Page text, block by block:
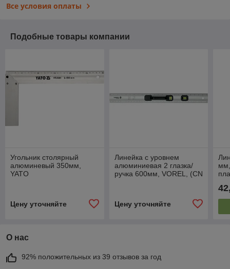
Все условия оплаты
Подобные товары компании
Угольник столярный
алюминевый 350мм,
YATO
Цену уточняйте
Линейка с уровнем
алюминиевая 2 глазка/
ручка 600мм, VOREL, (CN
Цену уточняйте
О нас
92% положительных из 39 отзывов за год